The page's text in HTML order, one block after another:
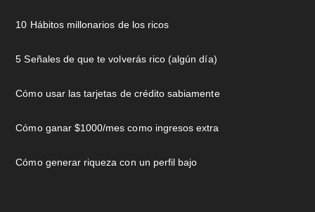
10 Hábitos millonarios de los ricos
5 Señales de que te volverás rico (algún día)
Cómo usar las tarjetas de crédito sabiamente
Cómo ganar $1000/mes como ingresos extra
Cómo generar riqueza con un perfil bajo